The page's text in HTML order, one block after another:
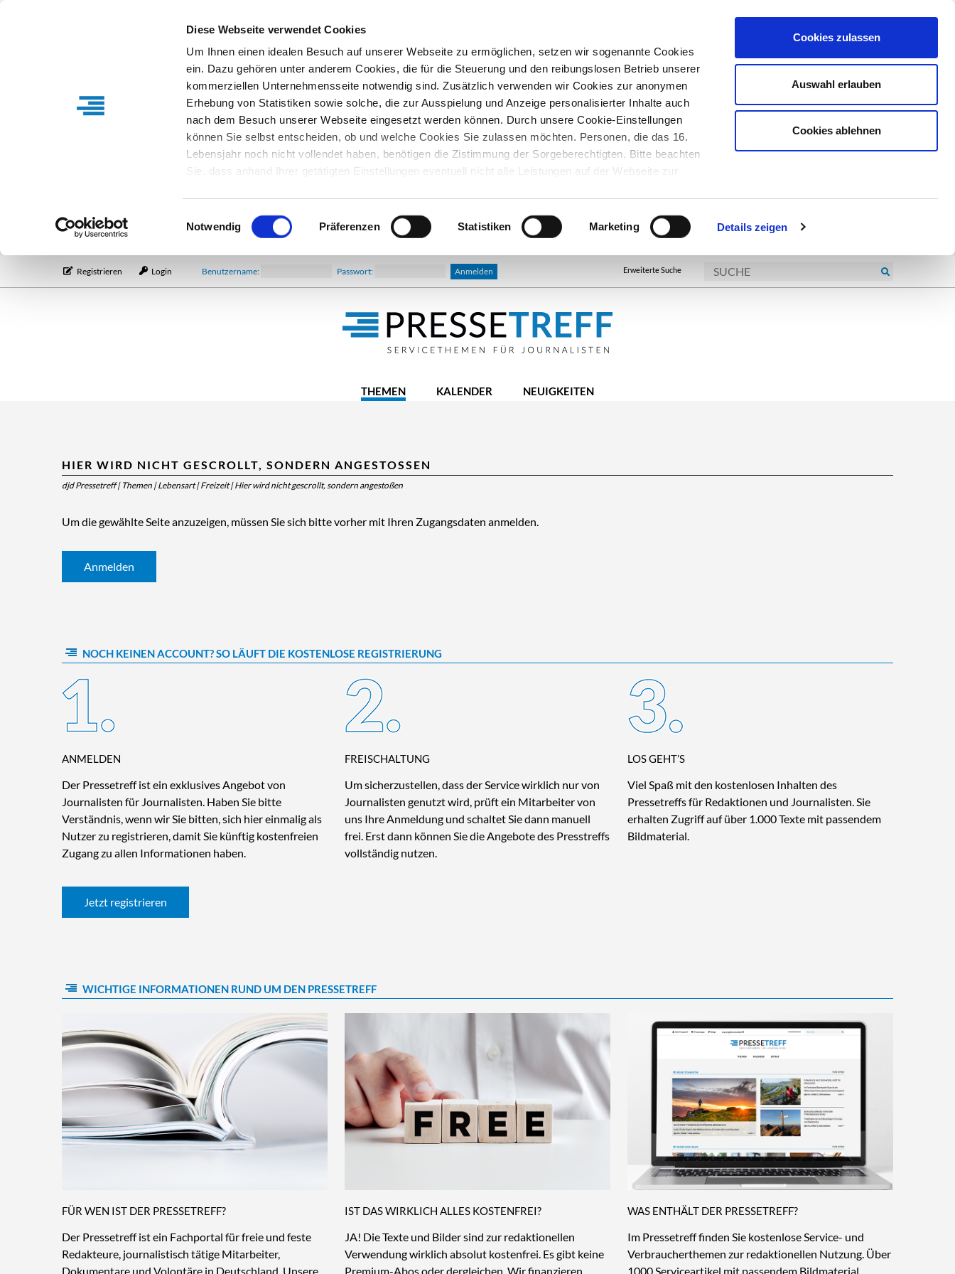
Diese Webseite verwendet Cookies
Um Ihnen einen idealen Besuch auf unserer Webseite zu ermöglichen, setzen wir sogenannte Cookies
ein. Dazu gehören unter anderem Cookies, die für die Steuerung und den reibungslosen Betrieb unserer
kommerziellen Unternehmensseite notwendig sind. Zusätzlich verwenden wir Cookies zur anonymen
Erhebung von Statistiken sowie solche, die zur Ausspielung und Anzeige personalisierter Inhalte auch
nach dem Besuch unserer Webseite eingesetzt werden können. Durch unsere Cookie-Einstellungen
können Sie selbst entscheiden, ob und welche Cookies Sie zulassen möchten. Personen, die das 16.
Lebensjahr noch nicht vollendet haben, benötigen die Zistimmung der Sorgeberechtigten. Bitte beachten
Sie, dass anhand Ihrer getätigten Einstellungen eventuell nicht alle Leistungen auf der Webseite zur
entsprechende Informationen.
Einwilligungsauswahl
Notwendig Präferenzen Statistiken Marketing Details zeigen
Cookies zulassen
Auswahl erlauben
Cookies ablehnen
Benutzername: Passwort:
Registrieren Login Erweiterte Suche
THEMEN KALENDER NEUIGKEITEN
HIER WIRD NICHT GESCROLLT, SONDERN ANGESTOSSEN
djd Pressetreff| Themen |Lebensart|Freizeit|Hier wird nicht gescrollt, sondern angestoßen
Um die gewählte Seite anzuzeigen, müssen Sie sich bitte vorher mit Ihren Zugangsdaten anmelden.
Anmelden
NOCH KEINEN ACCOUNT? SO LÄUFT DIE KOSTENLOSE REGISTRIERUNG
ANMELDEN
Der Pressetreff ist ein exklusives Angebot von
Journalisten für Journalisten. Haben Sie bitte
Verständnis, wenn wir Sie bitten, sich hier einmalig als
Nutzer zu registrieren, damit Sie künftig kostenfreien
Zugang zu allen Informationen haben.
FREISCHALTUNG
Um sicherzustellen, dass der Service wirklich nur von
Journalisten genutzt wird, prüft ein Mitarbeiter von
uns Ihre Anmeldung und schaltet Sie dann manuell
frei. Erst dann können Sie die Angebote des Presstreffs
vollständig nutzen.
LOS GEHT’S
Viel Spaß mit den kostenlosen Inhalten des
Pressetreffs für Redaktionen und Journalisten. Sie
erhalten Zugriff auf über 1.000 Texte mit passendem
Bildmaterial.
Jetzt registrieren
WICHTIGE INFORMATIONEN RUND UM DEN PRESSETREFF
FÜR WEN IST DER PRESSETREFF?
Der Pressetreff ist ein Fachportal für freie und feste
Redakteure, journalistisch tätige Mitarbeiter,
Dokumentare und Volontäre in Deutschland. Unsere
IST DAS WIRKLICH ALLES KOSTENFREI?
JA! Die Texte und Bilder sind zur redaktionellen
Verwendung wirklich absolut kostenfrei. Es gibt keine
Premium-Abos oder dergleichen. Wir finanzieren
WAS ENTHÄLT DER PRESSETREFF?
Im Pressetreff finden Sie kostenlose Service- und
Verbraucherthemen zur redaktionellen Nutzung. Über
1000 Serviceartikel mit passendem Bildmaterial